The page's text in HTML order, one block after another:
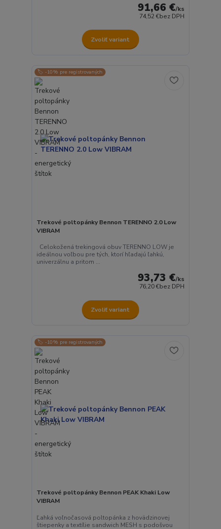
91,66 €/ks
74,52 €bez DPH
Zvoliť variant
🏷️ -10% pre registrovaných
Trekové poltopánky Bennon TERENNO 2.0 Low
VIBRAM
Celokožená trekingová obuv TERENNO LOW je
ideálnou voľbou pre tých, ktorí hľadajú ľahkú,
univerzálnu a pritom ...
93,73 €/ks
76,20 €bez DPH
Zvoliť variant
🏷️ -10% pre registrovaných
Trekové poltopánky Bennon PEAK Khaki Low
VIBRAM
Ľahká voľnočasová poltopánka z hovädzinovej
štiepenky a textílie sandwich MESH s podošvou